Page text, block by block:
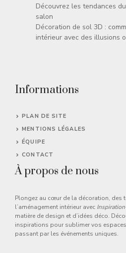
Découvrez les tendances
salon
Décoration de sol 3D :
intérieur avec des illusions
Informations
PLAN DE SITE
MENTIONS LÉGALES
ÉQUIPE
CONTACT
À propos de nous
Plongez au cœur de la décoration, des
l’aménagement intérieur avec
matière de design et d’idées déco.
inspirations pour sublimer vos
passant par les événements uniques.